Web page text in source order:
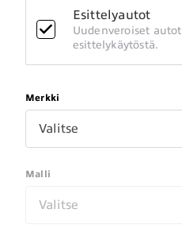
Esittelyautot
Uudenveroiset autot
esittelykäytöstä.
Merkki
Valitse
Malli
Valitse